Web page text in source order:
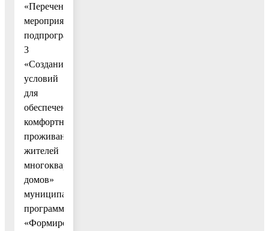
«Перечень
мероприятий
подпрограммы
3
«Создание
условий
для
обеспечения
комфортного
проживания
жителей
многоквартирных
домов»
муниципальной
программы
«Формирование